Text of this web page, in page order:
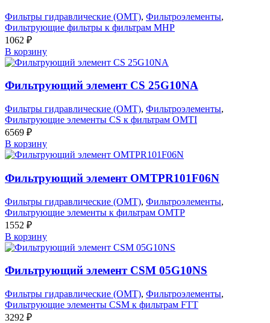
Фильтры гидравлические (OMT), Фильтроэлементы,
Фильтрующие фильтры к фильтрам MHP
1062 ₽
В корзину
Фильтрующий элемент CS 25G10NA
Фильтры гидравлические (OMT), Фильтроэлементы,
Фильтрующие элементы CS к фильтрам OMTI
6569 ₽
В корзину
Фильтрующий элемент OMTPR101F06N
Фильтры гидравлические (OMT), Фильтроэлементы,
Фильтрующие элементы к фильтрам OMTP
1552 ₽
В корзину
Фильтрующий элемент CSM 05G10NS
Фильтры гидравлические (OMT), Фильтроэлементы,
Фильтрующие элементы CSM к фильтрам FTT
3292 ₽